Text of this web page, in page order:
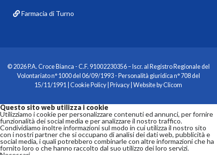
Farmacia di Turno
© 2026 P.A. Croce Bianca - C.F. 91002230356 – Iscr. al Registro Regionale del
Volontariato n° 1000 del 06/09/1993 - Personalità giuridica n° 708 del
15/11/1991 |Cookie Policy|Privacy| Website byClicom
Questo sito web utilizza i cookie
Utilizziamo i cookie per personalizzare contenuti ed annunci, per fornire
funzionalità dei social media e per analizzare il nostro traffico.
Condividiamo inoltre informazioni sul modo in cui utilizza il nostro sito
con i nostri partner che si occupano di analisi dei dati web, pubblicità e
social media, i quali potrebbero combinarle con altre informazioni che ha
fornito loro o che hanno raccolto dal suo utilizzo dei loro servizi.